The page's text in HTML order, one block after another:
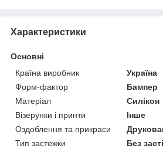
Характеристики
Основні
Країна виробник
Україна
Форм-фактор
Бампер
Матеріал
Силікон
Візерунки і принти
Інше
Оздоблення та прикраси
Тип застежки
Без